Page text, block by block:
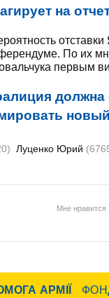
на
По их
первым
должна
Луценко Юрий
Мне нравится